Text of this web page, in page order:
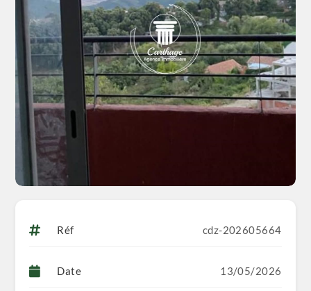
Réf cdz-202605664
Date 13/05/2026